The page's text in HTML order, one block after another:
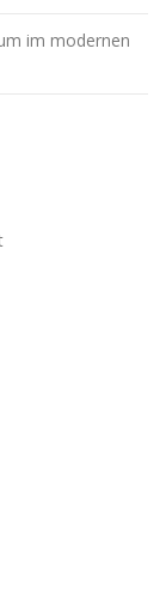
im modernen